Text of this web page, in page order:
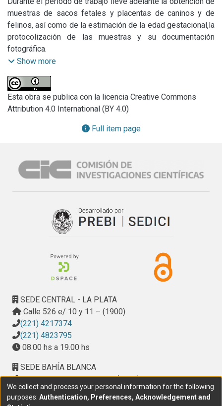
muestras de sacos fetales y placentas de caninos y de
felinos, así como de la estimación de la edad gestacional,la
protocolización de las muestras y su documentación
fotográfica.
Acondicioné las muestras de distintas maneras según se
lectin e inmunohistoquímica (inmersión en formol-
inmersión en formol y pasaje a alcohol) o técnicas
moleculares como PCR o Western blot (toma de muestras
en conservantes comerciales de ácidos nucleicos y
Show more
Esta obra se publica con la licencia Creative Commons
Attribution 4.0 International (BY 4.0)
Full item page
SEDE CENTRAL - LA PLATA
Calle 526 e/ 10 y 11 – (1900)
(221) 4217374
(221) 4823795
08.00 hs a 19.00 hs
SEDE BAHÍA BLANCA
Calle Ciudad de Cali 320 – (8000). Universidad
Provincial del Sudoeste (UPSO)
(291) 459 2550, interno 147
We collect and process your personal information for the following
purposes: Authentication, Preferences, Acknowledgement and